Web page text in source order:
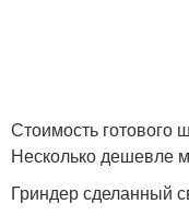
Стоимость готового
Несколько дешевле
Гриндер сделанный